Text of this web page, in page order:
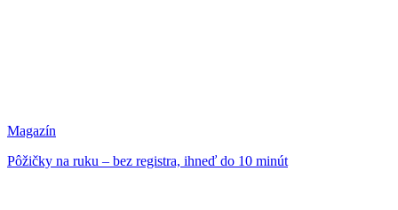
Magazín
Pôžičky na ruku – bez registra, ihneď do 10 minút